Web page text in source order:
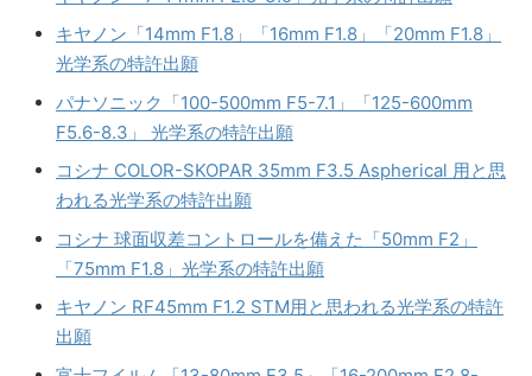
キヤノン「14mm F1.8」「16mm F1.8」「20mm F1.8」
光学系の特許出願
パナソニック「100-500mm F5-7.1」「125-600mm
F5.6-8.3」 光学系の特許出願
コシナ COLOR-SKOPAR 35mm F3.5 Aspherical 用と思
われる光学系の特許出願
コシナ 球面収差コントロールを備えた「50mm F2」
「75mm F1.8」光学系の特許出願
キヤノン RF45mm F1.2 STM用と思われる光学系の特許
出願